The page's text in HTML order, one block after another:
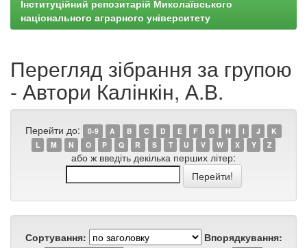
Інституційний репозитарій Миколаївського
національного аграрного університету
Перегляд зібрання за групою
- Автори Калінкін, А.В.
Перейти до: 0-9 A B C D E F G H I J
K
L
M N O P Q R S T U V W X Y Z
або ж введіть декілька перших літер:
Сортування:
Впорядкування: